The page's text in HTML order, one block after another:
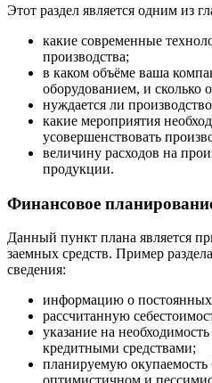
Этот раздел является одним из
какие современные
производства;
в каком объёме ваша
оборудованием, и сколько
нуждается ли
какие мероприятия
усовершенствовать
величину расходов на
продукции.
Финансовое
Данный пункт плана является
заемных средств. Пример
сведения:
информацию о постоянных
рассчитанную
указание на
кредитными средствами;
планируемую окупаемость